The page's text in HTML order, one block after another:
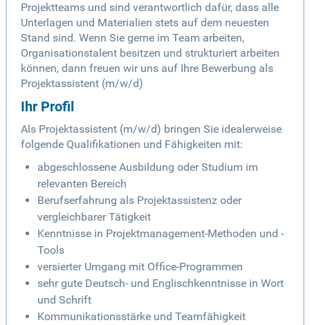
Projektteams und sind verantwortlich dafür, dass alle
Unterlagen und Materialien stets auf dem neuesten
Stand sind. Wenn Sie gerne im Team arbeiten,
Organisationstalent besitzen und strukturiert arbeiten
können, dann freuen wir uns auf Ihre Bewerbung als
Projektassistent (m/w/d)
Ihr Profil
Als Projektassistent (m/w/d) bringen Sie idealerweise
folgende Qualifikationen und Fähigkeiten mit:
abgeschlossene Ausbildung oder Studium im
relevanten Bereich
Berufserfahrung als Projektassistenz oder
vergleichbarer Tätigkeit
Kenntnisse in Projektmanagement-Methoden und -
Tools
versierter Umgang mit Office-Programmen
sehr gute Deutsch- und Englischkenntnisse in Wort
und Schrift
Kommunikationsstärke und Teamfähigkeit